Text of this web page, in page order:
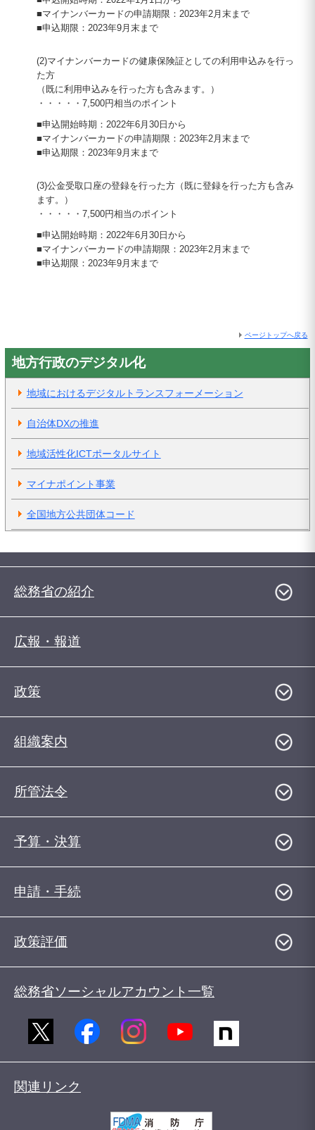
■マイナンバーカードの申請期限：2023年2月末まで
■申込期限：2023年9月末まで
(2)マイナンバーカードの健康保険証としての利用申込みを行っ
た方
（既に利用申込みを行った方も含みます。）
・・・・・7,500円相当のポイント
■申込開始時期：2022年6月30日から
■マイナンバーカードの申請期限：2023年2月末まで
■申込期限：2023年9月末まで
(3)公金受取口座の登録を行った方（既に登録を行った方も含み
ます。）
・・・・・7,500円相当のポイント
■申込開始時期：2022年6月30日から
■マイナンバーカードの申請期限：2023年2月末まで
■申込期限：2023年9月末まで
ページトップへ戻る
地方行政のデジタル化
地域におけるデジタルトランスフォーメーション
自治体DXの推進
地域活性化ICTポータルサイト
マイナポイント事業
全国地方公共団体コード
総務省の紹介
広報・報道
政策
組織案内
所管法令
予算・決算
申請・手続
政策評価
総務省ソーシャルアカウント一覧
関連リンク